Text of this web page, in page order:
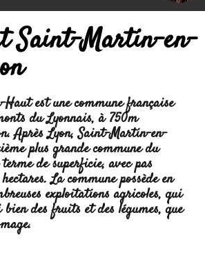
Saint-Martin-en-
est une commune française
du Lyonnais, à 750m
Après Lyon, Saint-Martin-en-
plus grande commune du
de superficie, avec pas
La commune possède en
exploitations agricoles, qui
des fruits et des légumes, que
Lire la suite :